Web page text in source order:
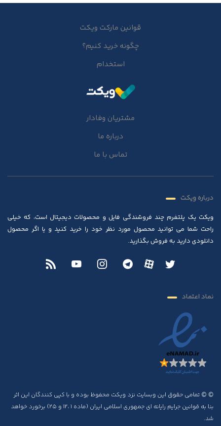
قوانین مارکت ویکت
چگونه خرید کنیم؟
استخدام
مشتریان وفادار
درباره ما
تماس با ما
درباره ویکت
ویکت یک پلتفرم چند فروشندگی فایل و محصولات دیجیتال است، که خیلی
راحت شما می توانید محصول مورد نظر خود را خرید کنید و یا اگر محصول
دانلودی دارید به فروش بگذارید.
نماد اعتماد
© © تمامی حقوق این وبسایت نزد ویکت محفوظ بوده و با کپی کنندگان این اثر
بنا به قوانین جرایم رایانه ای جمهوری اسلامی ایران (ماده ۱ ،۱۲ و ۲۵) برخورد خواهد
شد.